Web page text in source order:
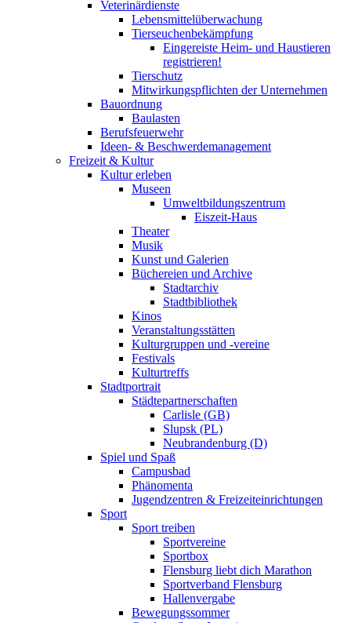
Veterinärdienste
Lebensmittelüberwachung
Tierseuchenbekämpfung
Eingereiste Heim- und Haustieren
registrieren!
Tierschutz
Mitwirkungspflichten der Unternehmen
Bauordnung
Baulasten
Berufsfeuerwehr
Ideen- & Beschwerdemanagement
Freizeit & Kultur
Kultur erleben
Museen
Umweltbildungszentrum
Eiszeit-Haus
Theater
Musik
Kunst und Galerien
Büchereien und Archive
Stadtarchiv
Stadtbibliothek
Kinos
Veranstaltungsstätten
Kulturgruppen und -vereine
Festivals
Kulturtreffs
Stadtportrait
Städtepartnerschaften
Carlisle (GB)
Slupsk (PL)
Neubrandenburg (D)
Spiel und Spaß
Campusbad
Phänomenta
Jugendzentren & Freizeiteinrichtungen
Sport
Sport treiben
Sportvereine
Sportbox
Flensburg liebt dich Marathon
Sportverband Flensburg
Hallenvergabe
Bewegungssommer